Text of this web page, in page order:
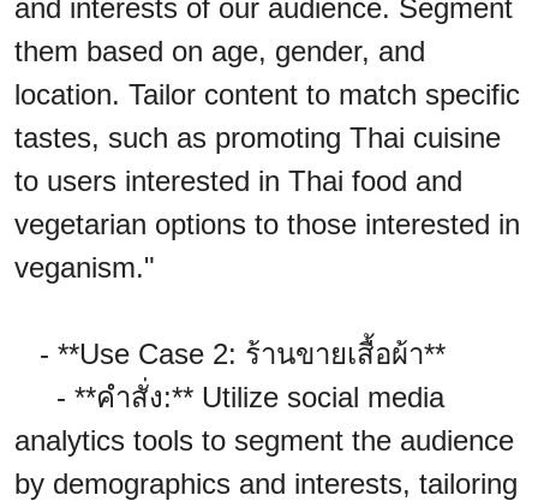
and interests of our audience. Segment
them based on age, gender, and
location. Tailor content to match specific
tastes, such as promoting Thai cuisine
to users interested in Thai food and
vegetarian options to those interested in
veganism."
- **Use Case 2: ร้านขายเสื้อผ้า**
- **คำสั่ง:** Utilize social media
analytics tools to segment the audience
by demographics and interests, tailoring